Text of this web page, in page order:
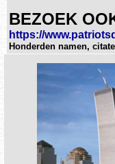
BEZOEK
https://
Honderden namen,